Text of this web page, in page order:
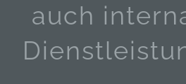
Aktuelles
auch